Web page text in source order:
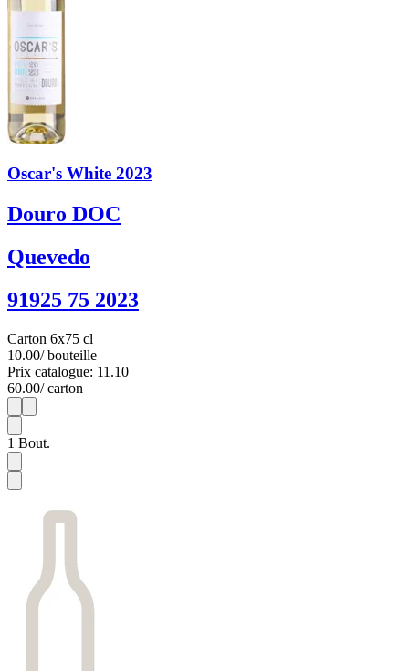
Oscar's White 2023
Douro DOC
Quevedo
91925 75 2023
Carton 6x75 cl
10.00/ bouteille
Prix catalogue: 11.10
60.00/ carton
1
1 Bout.